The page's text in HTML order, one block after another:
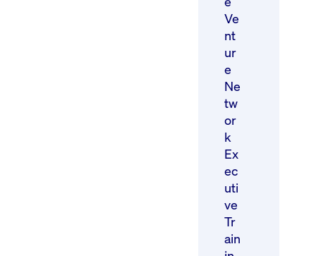
Ve
nt
ur
e
Ne
tw
or
k
Ex
ec
uti
ve
Tr
ain